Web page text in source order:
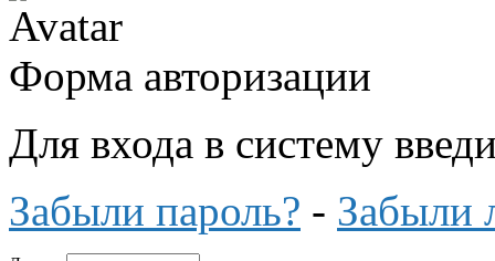
Форма авторизации
Для входа в систему
Забыли пароль? - Забыли